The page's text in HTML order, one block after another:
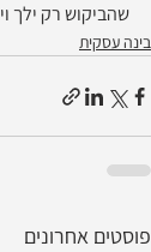
שהביקוש רק ילך
בינה עסקית
פוסטים אחרונים